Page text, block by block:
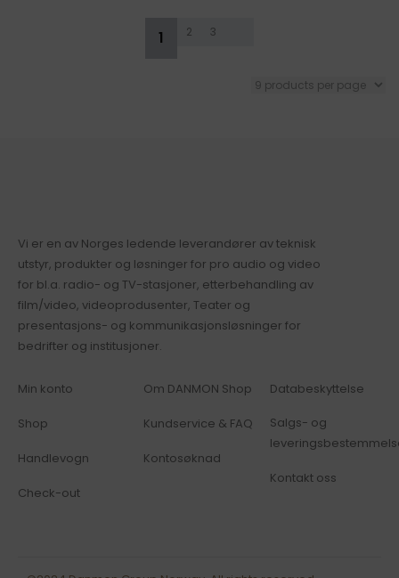
1 2 3
Vi er en av Norges ledende leverandører av teknisk
utstyr, produkter og løsninger for pro audio og video
for bl.a. radio- og TV-stasjoner, etterbehandling av
film/video, videoprodusenter, Teater og
presentasjons- og kommunikasjonsløsninger for
bedrifter og institusjoner.
Min konto
Shop
Handlevogn
Check-out
Om DANMON Shop
Kundservice & FAQ
Kontosøknad
Databeskyttelse
Salgs- og
Kontakt oss